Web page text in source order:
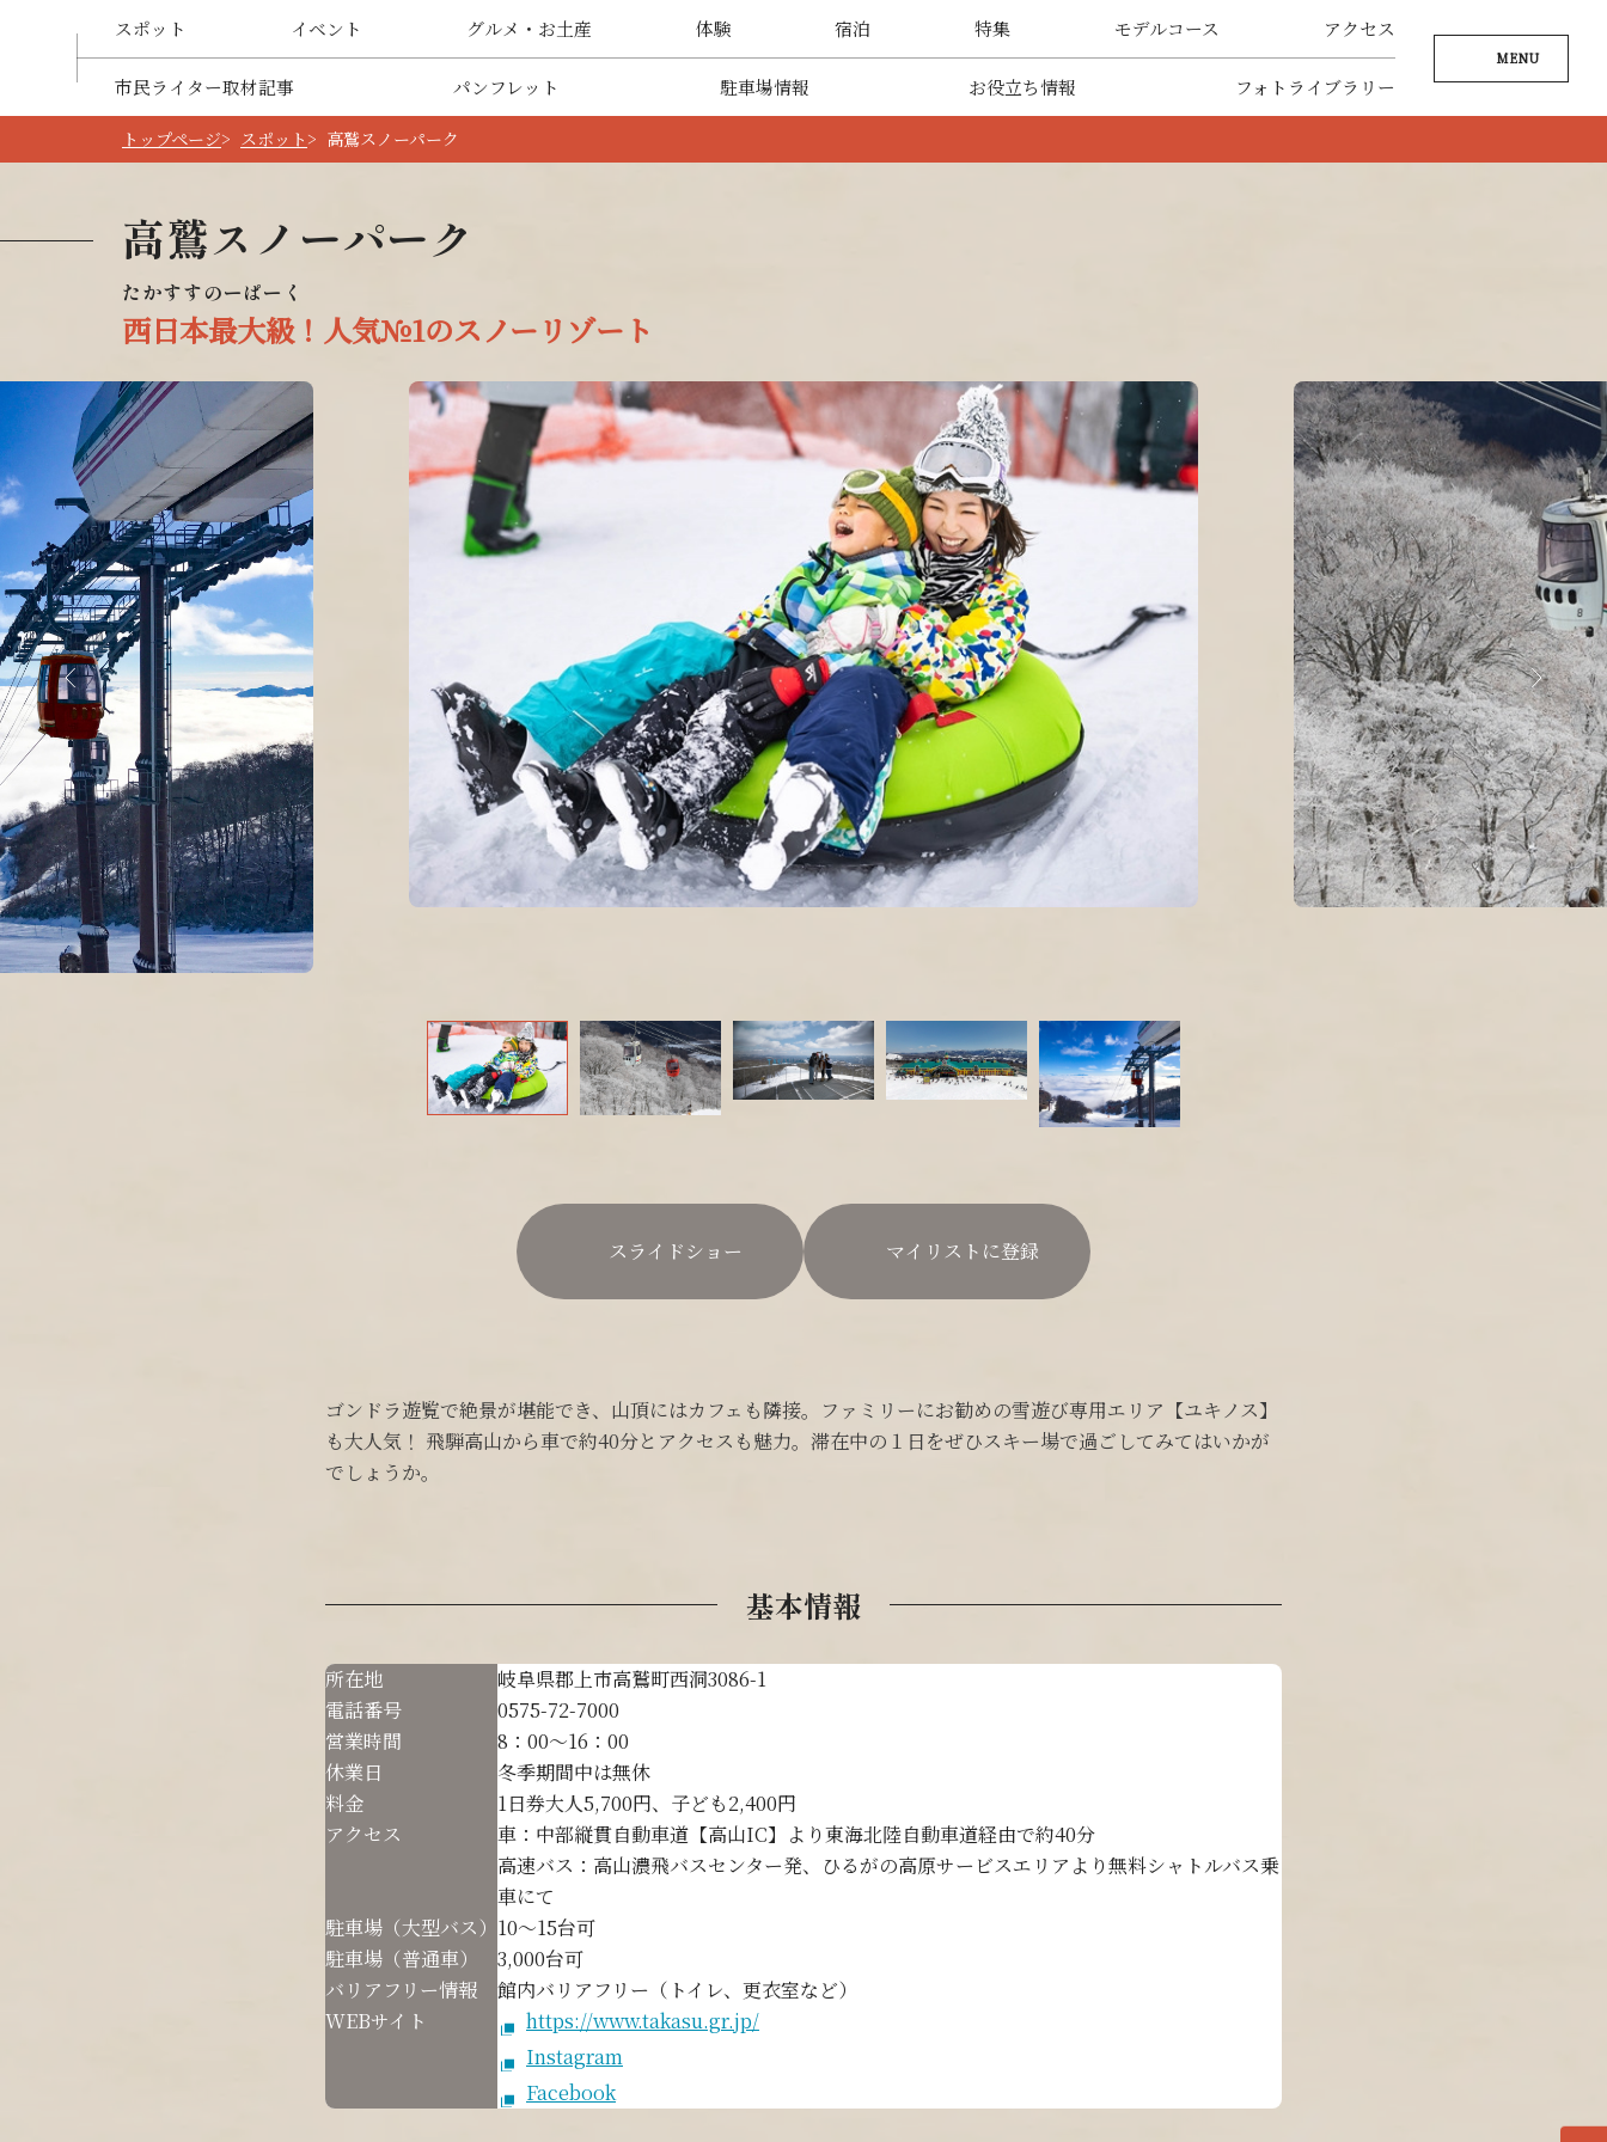
スポット イベント グルメ・お土産 体験 宿泊 特集 モデルコース アクセス
市民ライター取材記事 パンフレット 駐車場情報 お役立ち情報 フォトライブラリー
MENU
トップページ スポット 高鷲スノーパーク
高鷲スノーパーク
西日本最大級！人気№1のスノーリゾート
ゴンドラ遊覧で絶景が堪能でき、山頂にはカフェも隣接。ファミリーにお勧めの雪遊び専用エリア【ユキノス】
も大人気！ 飛騨高山から車で約40分とアクセスも魅力。滞在中の１日をぜひスキー場で過ごしてみてはいかが
でしょうか。
スライドショー マイリストに登録
基本情報
所在地
岐阜県郡上市高鷲町西洞3086-1
電話番号
0575-72-7000
営業時間
8：00～16：00
休業日
冬季期間中は無休
料金
1日券大人5,700円、子ども2,400円
アクセス
車：中部縦貫自動車道【高山IC】より東海北陸自動車道経由で約40分
高速バス：高山濃飛バスセンター発、ひるがの高原サービスエリアより無料シャトルバス乗
車にて
駐車場（大型バス） 10～15台可
駐車場（普通車）
3,000台可
バリアフリー情報
館内バリアフリー（トイレ、更衣室など）
WEBサイト
https://www.takasu.gr.jp/
Instagram
Facebook